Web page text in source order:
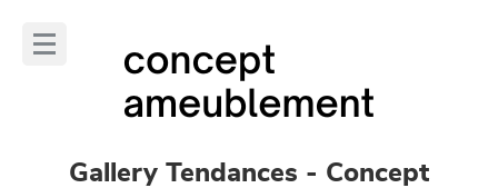
Gallery Tendances - Concept